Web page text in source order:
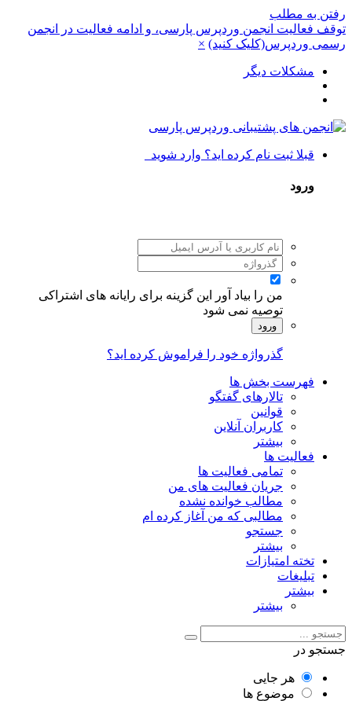
رفتن به مطلب
توقف فعالیت انجمن وردپرس پارسی، و ادامه فعالیت در انجمن
رسمی وردپرس(کلیک کنید) ×
مشکلات دیگر
قبلا ثبت نام کرده اید؟ وارد شوید
ورود
من را بیاد آور
این گزینه برای رایانه های اشتراکی
توصیه نمی شود
ورود
گذرواژه خود را فراموش کرده اید؟
فهرست بخش ها
تالارهای گفتگو
قوانین
کاربران آنلاین
بیشتر
فعالیت ها
تمامی فعالیت ها
جریان فعالیت های من
مطالب خوانده نشده
مطالبی که من آغاز کرده ام
جستجو
بیشتر
تخته امتیازات
تبلیغات
بیشتر
بیشتر
جستجو در
هر جایی
موضوع ها